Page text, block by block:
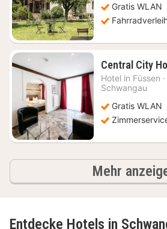
Gratis WLAN
Central City
Hotel in Füssen ·
Schwangau
Gratis WLAN
Mehr
Entdecke Hotels in